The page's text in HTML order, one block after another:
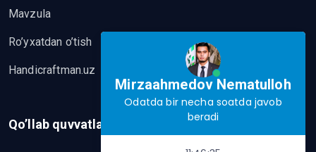
Mavzula
Ro’yxatdan o’tish
Handicraftman.uz
Qo’llab quvvatlash
Mirzaahmedov Nematulloh
Odatda bir necha soatda javob
beradi